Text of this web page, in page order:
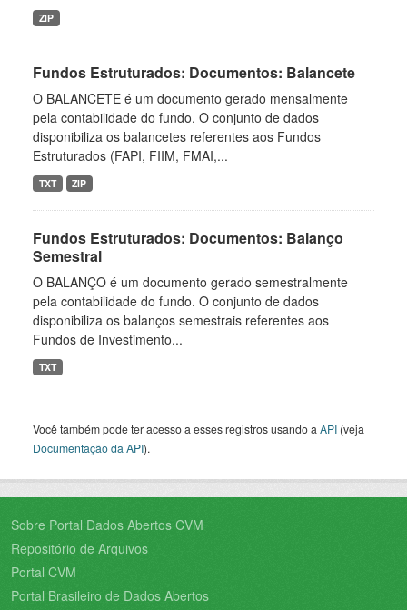
ZIP
Fundos Estruturados: Documentos: Balancete
O BALANCETE é um documento gerado mensalmente
pela contabilidade do fundo. O conjunto de dados
disponibiliza os balancetes referentes aos Fundos
Estruturados (FAPI, FIIM, FMAI,...
TXT ZIP
Fundos Estruturados: Documentos: Balanço
Semestral
O BALANÇO é um documento gerado semestralmente
pela contabilidade do fundo. O conjunto de dados
disponibiliza os balanços semestrais referentes aos
Fundos de Investimento...
TXT
Você também pode ter acesso a esses registros usando a API (veja
Documentação da API).
Sobre Portal Dados Abertos CVM
Repositório de Arquivos
Portal CVM
Portal Brasileiro de Dados Abertos